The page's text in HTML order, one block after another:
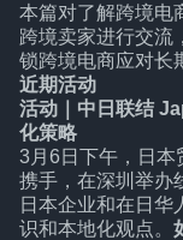
本篇对了解跨境电
跨境卖家进行交流
锁跨境电商应对长
近期活动
活动｜中日联结
化策略
3月6日下午，日本
携手，在深圳举办
日本企业和在日华
识和本地化观点。